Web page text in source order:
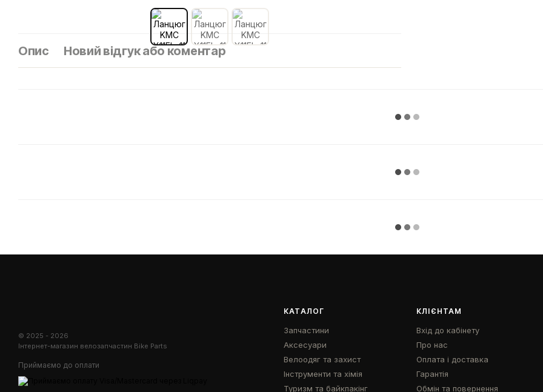
Опис Новий відгук або коментар
© 2025 - 2026
Інтернет-магазин велозапчастин Bike Parts
Приймаємо до оплати
КАТАЛОГ
Запчастини
Аксесуари
Велоодяг та захист
Інструменти та хімія
Туризм та байкпакінг
КЛІЄНТАМ
Вхід до кабінету
Про нас
Оплата і доставка
Гарантія
Обмін та повернення